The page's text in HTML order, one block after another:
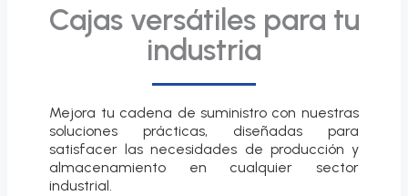
Cajas versátiles para tu
industria
Mejora tu cadena de suministro con nuestras
soluciones prácticas, diseñadas para
satisfacer las necesidades de producción y
almacenamiento en cualquier sector
industrial.